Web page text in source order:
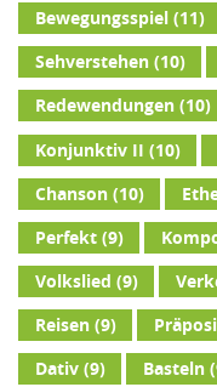
Bewegungsspiel(11)
Sehverstehen(10)
Redewendungen(10)
Konjunktiv II (10)
Chanson(10)
Perfekt(9)
Volkslied (9)
Reisen(9)
Dativ(9) Basteln